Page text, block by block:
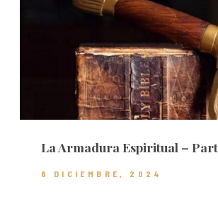
La Armadura Espiritual –
8 DICIEMBRE, 2024